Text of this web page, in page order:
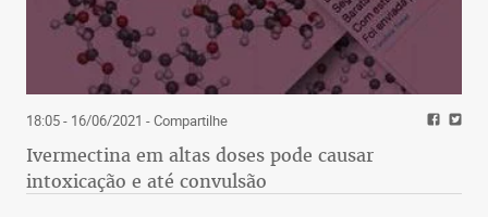
18:05 - 16/06/2021 - Compartilhe
Ivermectina em altas doses pode causar
intoxicação e até convulsão